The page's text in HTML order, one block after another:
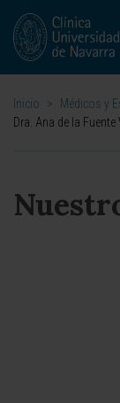
Inicio > Médicos y
Dra. Ana de la Fuente